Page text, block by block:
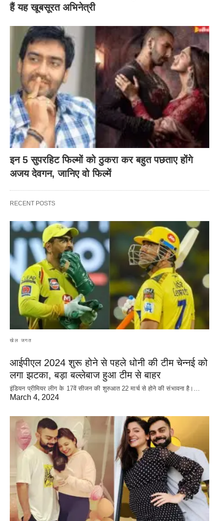
हैं यह खूबसूरत अभिनेत्री
इन 5 सुपरहिट फिल्मों को ठुकरा कर बहुत पछताए होंगे
अजय देवगन, जानिए वो फिल्में
RECENT POSTS
खेल जगत
आईपीएल 2024 शुरू होने से पहले धोनी की टीम चेन्नई को
लगा झटका, बड़ा बल्लेबाज हुआ टीम से बाहर
इंडियन प्रीमियर लीग के 17वें सीजन की शुरुआत 22 मार्च से होने की संभावना है।…
March 4, 2024